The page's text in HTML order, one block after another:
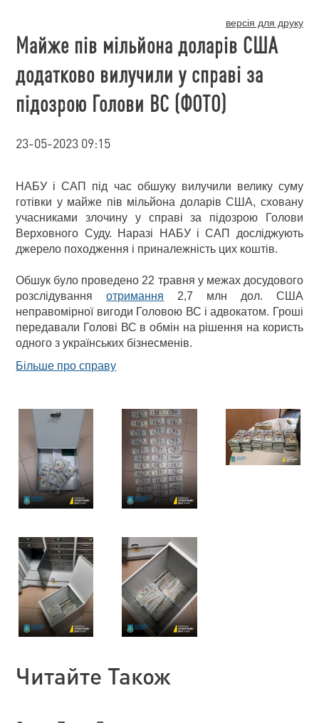
версія для друку
Майже пів мільйона доларів США
додатково вилучили у справі за
підозрою Голови ВС (ФОТО)
23-05-2023 09:15
НАБУ і САП під час обшуку вилучили велику суму
готівки у майже пів мільйона доларів США, сховану
учасниками злочину у справі за підозрою Голови
Верховного Суду. Наразі НАБУ і САП досліджують
джерело походження і приналежність цих коштів.
Обшук було проведено 22 травня у межах досудового
розслідуванняотримання 2,7 млн дол. США
неправомірної вигоди Головою ВС і адвокатом. Гроші
передавали Голові ВС в обмін на рішення на користь
одного з українських бізнесменів.
Більше про справу
Читайте Також